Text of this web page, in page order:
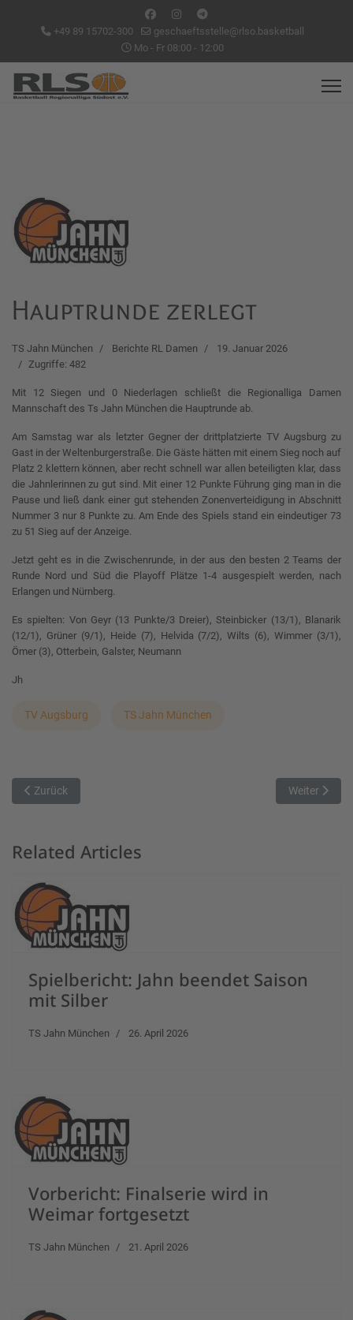
+49 89 15702-300
geschaeftsstelle@rlso.basketball
Mo - Fr 08:00 - 12:00
Hauptrunde zerlegt
TS Jahn München Berichte RL Damen
19. Januar 2026
Zugriffe: 482
Mit 12 Siegen und 0 Niederlagen schließt die Regionalliga Damen
Mannschaft des Ts Jahn München die Hauptrunde ab.
Am Samstag war als letzter Gegner der drittplatzierte TV Augsburg zu
Gast in der Weltenburgerstraße. Die Gäste hätten mit einem Sieg noch auf
Platz 2 klettern können, aber recht schnell war allen beteiligten klar, dass
die Jahnlerinnen zu gut sind. Mit einer 12 Punkte Führung ging man in die
Pause und ließ dank einer gut stehenden Zonenverteidigung in Abschnitt
Nummer 3 nur 8 Punkte zu. Am Ende des Spiels stand ein eindeutiger 73
zu 51 Sieg auf der Anzeige.
Jetzt geht es in die Zwischenrunde, in der aus den besten 2 Teams der
Runde Nord und Süd die Playoff Plätze 1-4 ausgespielt werden, nach
Erlangen und Nürnberg.
Es spielten: Von Geyr (13 Punkte/3 Dreier), Steinbicker (13/1), Blanarik
(12/1), Grüner (9/1), Heide (7), Helvida (7/2), Wilts (6), Wimmer (3/1),
Ömer (3), Otterbein, Galster, Neumann
Jh
TV Augsburg TS Jahn München
Vorheriger Beitrag: München Basket beendet Hauptrunde mit Sieg
Zurück Nächster
Weiter
Related Articles
Spielbericht: Jahn beendet Saison
mit Silber
TS Jahn München 26. April 2026
Vorbericht: Finalserie wird in
Weimar fortgesetzt
TS Jahn München 21. April 2026